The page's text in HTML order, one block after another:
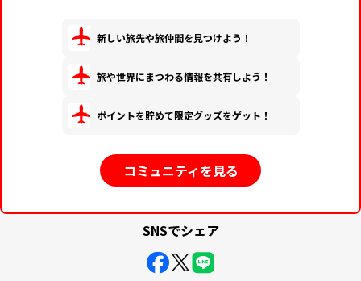
新しい旅先や旅仲間を見つけよう！
旅や世界にまつわる情報を共有しよう！
ポイントを貯めて限定グッズをゲット！
コミュニティを見る
SNSでシェア